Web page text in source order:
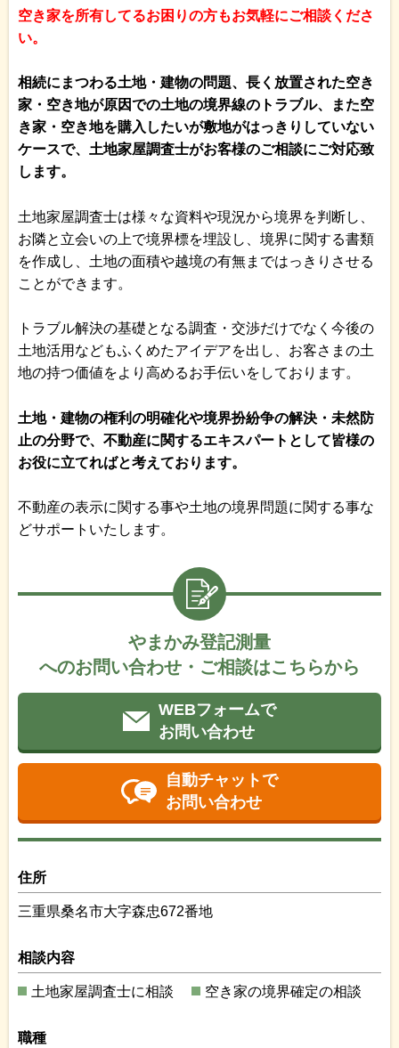
空き家を所有してるお困りの方もお気軽にご相談くださ
い。
相続にまつわる土地・建物の問題、長く放置された空き
家・空き地が原因での土地の境界線のトラブル、また空
き家・空き地を購入したいが敷地がはっきりしていない
ケースで、土地家屋調査士がお客様のご相談にご対応致
します。
土地家屋調査士は様々な資料や現況から境界を判断し、
お隣と立会いの上で境界標を埋設し、境界に関する書類
を作成し、土地の面積や越境の有無まではっきりさせる
ことができます。
トラブル解決の基礎となる調査・交渉だけでなく今後の
土地活用などもふくめたアイデアを出し、お客さまの土
地の持つ価値をより高めるお手伝いをしております。
土地・建物の権利の明確化や境界扮紛争の解決・未然防
止の分野で、不動産に関するエキスパートとして皆様の
お役に立てればと考えております。
不動産の表示に関する事や土地の境界問題に関する事な
どサポートいたします。
やまかみ登記測量
へのお問い合わせ・ご相談はこちらから
WEBフォームで
お問い合わせ
自動チャットで
お問い合わせ
住所
三重県桑名市大字森忠672番地
相談内容
土地家屋調査士に相談 空き家の境界確定の相談
職種